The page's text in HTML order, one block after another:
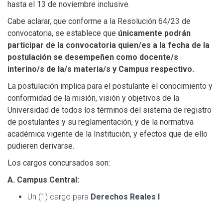
hasta el 13 de noviembre inclusive.
Cabe aclarar, que conforme a la Resolución 64/23 de
convocatoria, se establece que únicamente podrán
participar de la convocatoria quien/es a la fecha de la
postulación se desempeñen como docente/s
interino/s de la/s materia/s y Campus respectivo.
La postulación implica para el postulante el conocimiento y
conformidad de la misión, visión y objetivos de la
Universidad de todos los términos del sistema de registro
de postulantes y su reglamentación, y de la normativa
académica vigente de la Institución, y efectos que de ello
pudieren derivarse.
Los cargos concursados son:
A. Campus Central:
Un (1) cargo para Derechos Reales I